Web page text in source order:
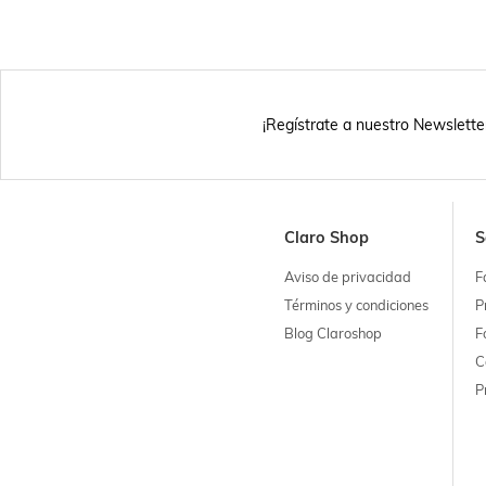
¡Regístrate a nuestro
Claro Shop
Aviso de privacidad
Términos y condiciones
Blog Claroshop